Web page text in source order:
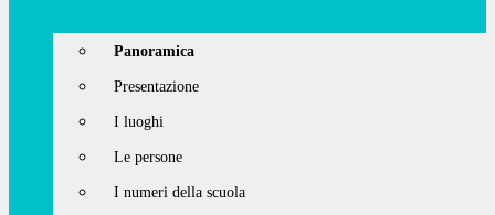
Panoramica
Presentazione
I luoghi
Le persone
I numeri della scuola